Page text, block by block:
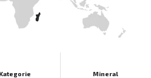
Kategorie Mineral